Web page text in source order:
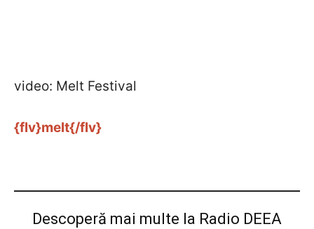
video: Melt Festival
{flv}melt{/flv}
Descoperă mai multe la Radio DEEA